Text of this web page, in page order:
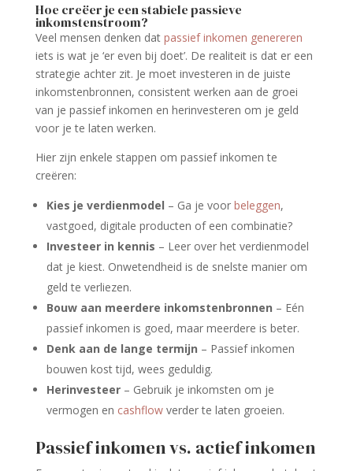
Hoe creëer je een stabiele passieve
inkomstenstroom?
Veel mensen denken dat passief inkomen genereren
iets is wat je ‘er even bij doet’. De realiteit is dat er een
strategie achter zit. Je moet investeren in de juiste
inkomstenbronnen, consistent werken aan de groei
van je passief inkomen en herinvesteren om je geld
voor je te laten werken.
Hier zijn enkele stappen om passief inkomen te
creëren:
Kies je verdienmodel – Ga je voor beleggen,
vastgoed, digitale producten of een combinatie?
Investeer in kennis – Leer over het verdienmodel
dat je kiest. Onwetendheid is de snelste manier om
geld te verliezen.
Bouw aan meerdere inkomstenbronnen – Eén
passief inkomen is goed, maar meerdere is beter.
Denk aan de lange termijn – Passief inkomen
bouwen kost tijd, wees geduldig.
Herinvesteer– Gebruik je inkomsten om je
vermogen en cashflowverder te laten groeien.
Passief inkomen vs. actief inkomen